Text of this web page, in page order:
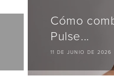
Cómo
Pulse...
11 DE JUNIO DE 2026